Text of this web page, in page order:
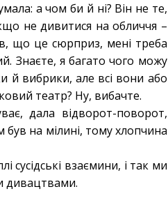
а чом би й ні? Він не те,
не дивитися на обличчя –
що це сюрприз, мені треба
Знаєте, я багато чого можу
й вибрики, але всі вони або
театр? Ну, вибачте.
дала відворот-поворот,
був на мілині, тому хлопчина
сусідські взаємини, і так ми
дивацтвами.